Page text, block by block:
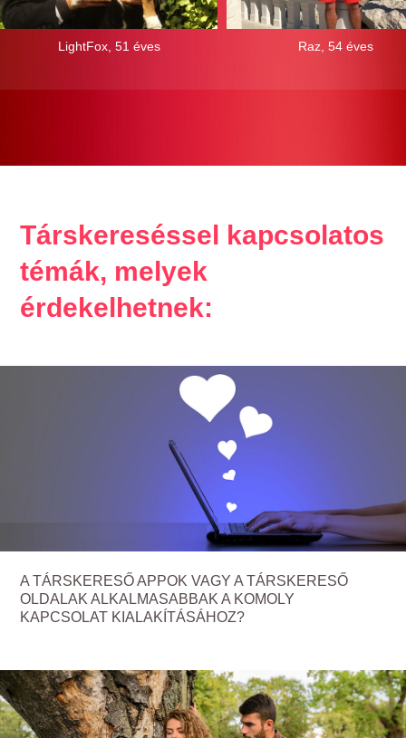
LightFox, 51 éves Raz, 54 éves
Társkereséssel kapcsolatos
témák, melyek
érdekelhetnek:
A TÁRSKERESŐ APPOK VAGY A TÁRSKERESŐ
OLDALAK ALKALMASABBAK A KOMOLY
KAPCSOLAT KIALAKÍTÁSÁHOZ?